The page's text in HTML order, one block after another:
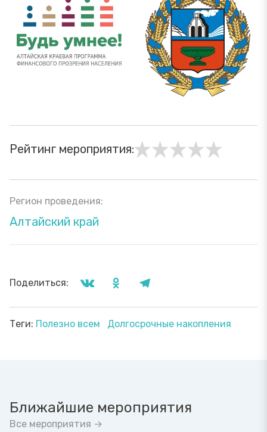
Рейтинг мероприятия:
Регион проведения:
Алтайский край
Поделиться:
Теги: Полезно всем Долгосрочные накопления
Ближайшие мероприятия
Все мероприятия →